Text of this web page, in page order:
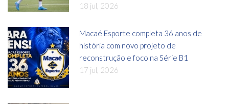
18 jul, 2026
Macaé Esporte completa 36 anos de
história com novo projeto de
reconstrução e foco na Série B1
17 jul, 2026